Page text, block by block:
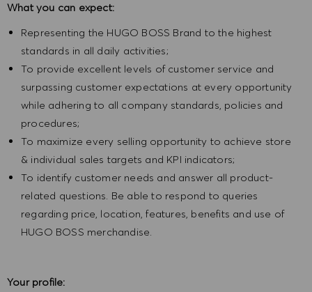
What you can expect:
Representing the HUGO BOSS Brand to the highest
standards in all daily activities;
To provide excellent levels of customer service and
surpassing customer expectations at every opportunity
while adhering to all company standards, policies and
procedures;
To maximize every selling opportunity to achieve store
& individual sales targets and KPI indicators;
To identify customer needs and answer all product-
related questions. Be able to respond to queries
regarding price, location, features, benefits and use of
HUGO BOSS merchandise.
Your profile: